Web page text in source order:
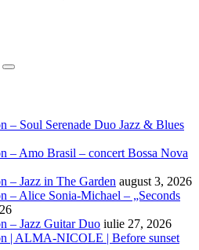
– Soul Serenade Duo Jazz & Blues
– Amo Brasil – concert Bossa Nova
– Jazz in The Garden august 3, 2026
– Alice Sonia-Michael – „Seconds
– Jazz Guitar Duo iulie 27, 2026
| ALMA-NICOLE | Before sunset